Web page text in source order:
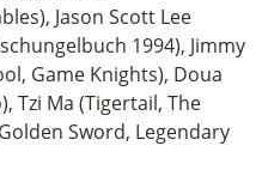
Jason Scott Lee
1994), Jimmy
Game Knights), Doua
Tzi Ma (Tigertail, The
Sword, Legendary